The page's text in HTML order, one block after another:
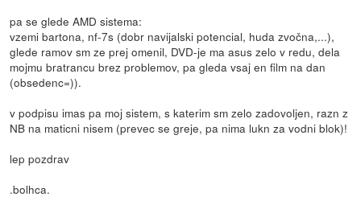
pa se glede AMD sistema:
vzemi bartona, nf-7s (dobr navijalski potencial, huda zvočna,...),
glede ramov sm ze prej omenil, DVD-je ma asus zelo v redu, dela
mojmu bratrancu brez problemov, pa gleda vsaj en film na dan
(obsedenc=)).
v podpisu imas pa moj sistem, s katerim sm zelo zadovoljen, razn z
NB na maticni nisem (prevec se greje, pa nima lukn za vodni blok)!
lep pozdrav
.bolhca.